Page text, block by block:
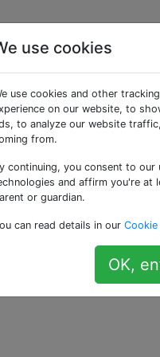
di pianificare un
un'auto in uno
per l'assunzione in
use cookies
use cookies and other
on our website, to
to analyze our website
from.
continuing, you consent to
and affirm you're at
or guardian.
can read details in our
OK,